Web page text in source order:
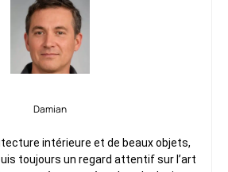
Damian
intérieure et de beaux objets,
toujours un regard attentif sur l’art